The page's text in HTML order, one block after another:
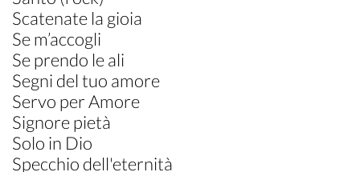
Scatenate la gioia
Se m’accogli
Se prendo le ali
Segni del tuo amore
Servo per Amore
Signore pietà
Solo in Dio
Specchio dell'eternità